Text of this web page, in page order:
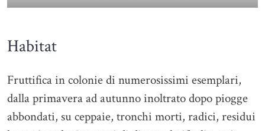
Habitat
Fruttifica in colonie di numerosissimi esemplari,
dalla primavera ad autunno inoltrato dopo piogge
abbondati, su ceppaie, tronchi morti, radici, residui